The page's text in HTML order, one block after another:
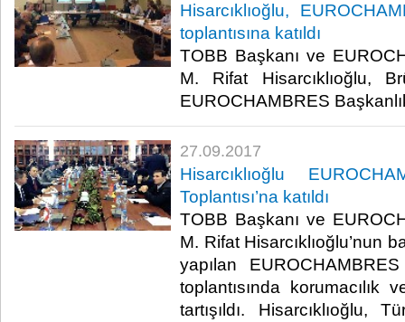
Hisarcıklıoğlu,
toplantısına katıldı
TOBB Başkanı ve
M. Rifat Hisarcıklıoğlu,
EUROCHAMBRES
27.09.2017
Hisarcıklıoğlu
Toplantısı’na katıldı
TOBB Başkanı ve
M. Rifat Hisarcıklıoğlu’nun
yapılan
toplantısında korumacılık
tartışıldı. Hisarcıklıoğlu,